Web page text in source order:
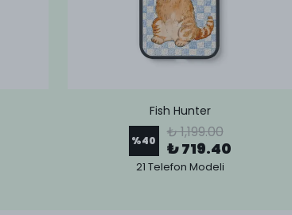
Fish Hunter
%40 ₺ 1,199.00
₺ 719.40
21 Telefon Modeli